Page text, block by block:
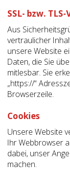
SSL- bzw.
Aus
vertraulicher
unsere Website
Daten, die Sie
mitlesbar. Sie
„https://“
Browserzeile.
Cookies
Unsere Website
Ihr Webbrowser
dabei, unser
machen.